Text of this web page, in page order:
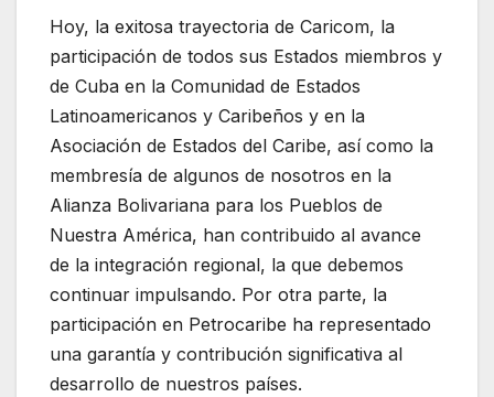
Hoy, la exitosa trayectoria de Caricom, la
participación de todos sus Estados miembros y
de Cuba en la Comunidad de Estados
Latinoamericanos y Caribeños y en la
Asociación de Estados del Caribe, así como la
membresía de algunos de nosotros en la
Alianza Bolivariana para los Pueblos de
Nuestra América, han contribuido al avance
de la integración regional, la que debemos
continuar impulsando. Por otra parte, la
participación en Petrocaribe ha representado
una garantía y contribución significativa al
desarrollo de nuestros países.